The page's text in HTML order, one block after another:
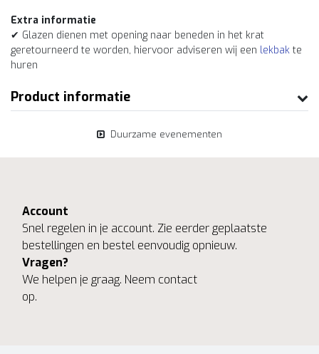
Extra informatie
✔ Glazen dienen met opening naar beneden in het krat
geretourneerd te worden, hiervoor adviseren wij een lekbak te
huren
Product informatie
Duurzame evenementen
Account
Snel regelen in je account. Zie eerder geplaatste
bestellingen en bestel eenvoudig opnieuw.
Vragen?
We helpen je graag. Neem contact
op.